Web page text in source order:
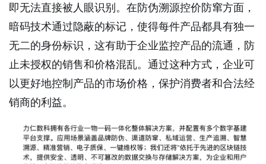
即无法直接被人眼识别。在防伪溯源控价防窜方面，
暗码技术通过隐蔽的标记，使得每件产品都具有独一
无二的身份标识，这有助于企业监控产品的流通，防
止未授权的销售和价格混乱。通过这种方式，企业可
以更好地控制产品的市场价格，保护消费者和合法经
销商的利益。